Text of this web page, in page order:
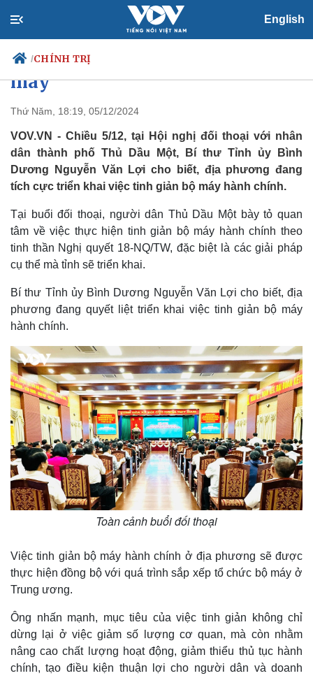
English
/CHÍNH TRỊ
Chính trị
Đảng
Tổ chức nhân sự
Quốc hội
Nhận diện sự thật
Xã hội
Tin 24h
Dự báo thời tiết
Giáo dục
Dấu ấn VOV
Việc làm
Biển đảo
Thế giới
Quan sát
Cuộc sống đó đây
Multimedia
Video
E-Magazine
Bí thư Tỉnh ủy Bình Dương:
Quyết liệt sắp xếp tinh gọn bộ
máy
Thứ Năm, 18:19, 05/12/2024
VOV.VN - Chiều 5/12, tại Hội nghị đối thoại với nhân
dân thành phố Thủ Dầu Một, Bí thư Tỉnh ủy Bình
Dương Nguyễn Văn Lợi cho biết, địa phương đang
tích cực triển khai việc tinh giản bộ máy hành chính.
Tại buổi đối thoại, người dân Thủ Dầu Một bày tỏ quan
tâm về việc thực hiện tinh giản bộ máy hành chính theo
tinh thần Nghị quyết 18-NQ/TW, đặc biệt là các giải pháp
cụ thể mà tỉnh sẽ triển khai.
Bí thư Tỉnh ủy Bình Dương Nguyễn Văn Lợi cho biết, địa
phương đang quyết liệt triển khai việc tinh giản bộ máy
hành chính.
Toàn cảnh buổi đối thoại
Việc tinh giản bộ máy hành chính ở địa phương sẽ được
thực hiện đồng bộ với quá trình sắp xếp tổ chức bộ máy ở
Trung ương.
Ông nhấn mạnh, mục tiêu của việc tinh giản không chỉ
dừng lại ở việc giảm số lượng cơ quan, mà còn nhằm
nâng cao chất lượng hoạt động, giảm thiểu thủ tục hành
chính, tạo điều kiện thuận lợi cho người dân và doanh